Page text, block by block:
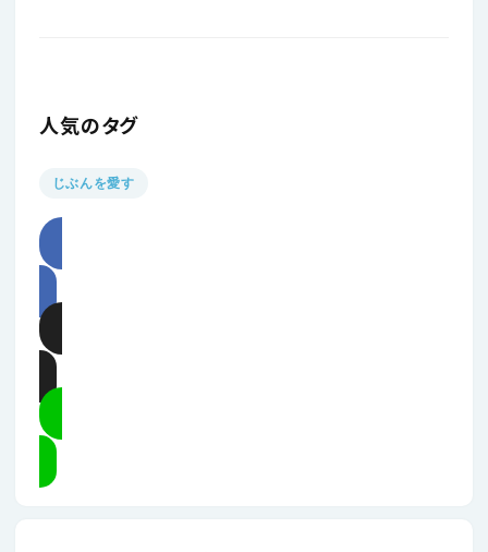
人気のタグ
じぶんを愛す